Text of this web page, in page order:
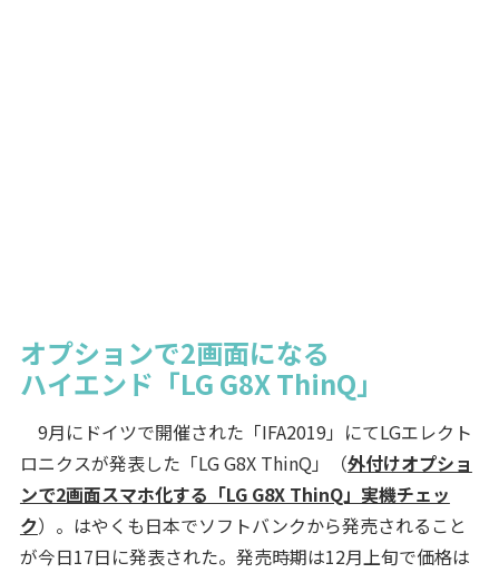
オプションで2画面になる
ハイエンド「LG G8X ThinQ」
9月にドイツで開催された「IFA2019」にてLGエレクト
ロニクスが発表した「LG G8X ThinQ」（外付けオプショ
ンで2画面スマホ化する「LG G8X ThinQ」実機チェッ
ク）。はやくも日本でソフトバンクから発売されること
が今日17日に発表された。発売時期は12月上旬で価格は